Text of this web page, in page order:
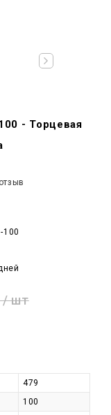
- Торцевая
100
/ шт
479
100